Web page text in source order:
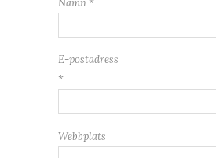
Namn *
E-postadress
*
Webbplats